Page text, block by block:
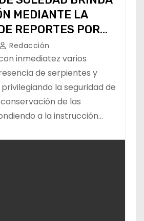
MEDIANTE LA
REPORTES POR
Redacción
inmediatez varios
de serpientes y
la seguridad de
de las
a la instrucción…